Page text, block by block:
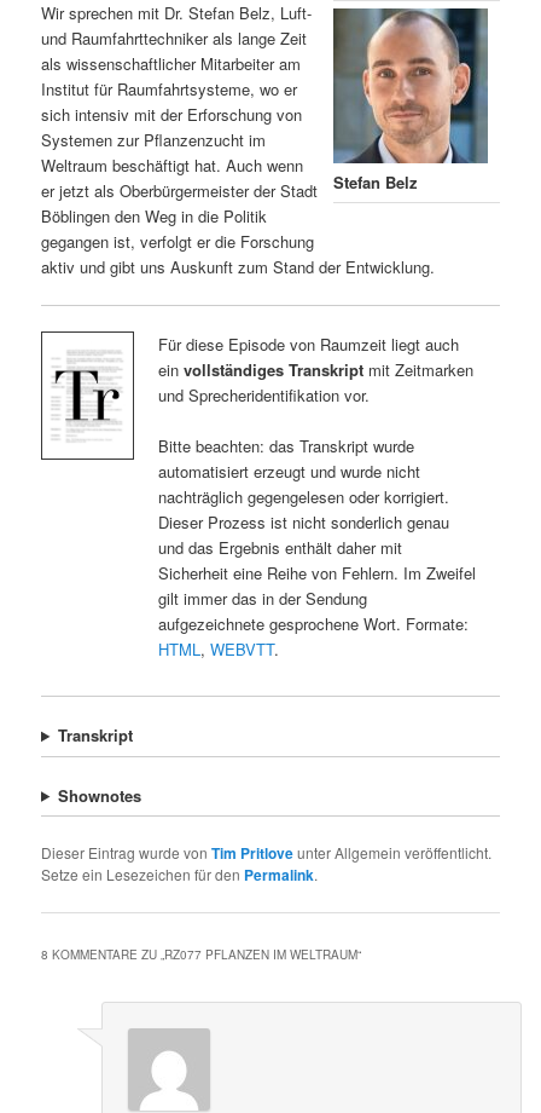
n
g
e
n
Stefan Belz
Wir sprechen mit Dr. Stefan Belz, Luft-
und Raumfahrttechniker als lange Zeit
als wissenschaftlicher Mitarbeiter am
Institut für Raumfahrtsysteme, wo er
sich intensiv mit der Erforschung von
Systemen zur Pflanzenzucht im
Weltraum beschäftigt hat. Auch wenn
er jetzt als Oberbürgermeister der Stadt
Böblingen den Weg in die Politik
gegangen ist, verfolgt er die Forschung
aktiv und gibt uns Auskunft zum Stand der Entwicklung.
Für diese Episode von Raumzeit liegt auch
ein vollständiges Transkriptmit Zeitmarken
und Sprecheridentifikation vor.
Bitte beachten: das Transkript wurde
automatisiert erzeugt und wurde nicht
nachträglich gegengelesen oder korrigiert.
Dieser Prozess ist nicht sonderlich genau
und das Ergebnis enthält daher mit
Sicherheit eine Reihe von Fehlern. Im Zweifel
gilt immer das in der Sendung
aufgezeichnete gesprochene Wort. Formate:
HTML, WEBVTT.
Transkript
Shownotes
Dieser Eintrag wurde vonTim Pritloveunter Allgemein veröffentlicht.
Setze ein Lesezeichen für den Permalink.
8 KOMMENTARE ZU „ RZ077 PFLANZEN IM WELTRAUM“